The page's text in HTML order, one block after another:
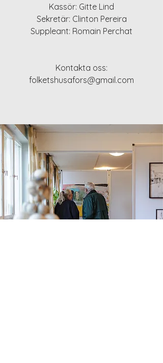
Kassör: Gitte Lind
Sekretär: Clinton Pereira
Suppleant: Romain Perchat
Kontakta oss:
folketshusafors@gmail.com